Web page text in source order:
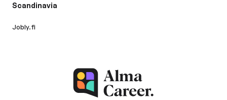
Scandinavia
Jobly.fi